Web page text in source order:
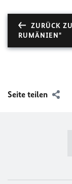
ZURÜCK
RUMÄNIEN"
Seite teilen